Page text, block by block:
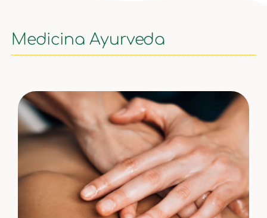
Medicina Ayurveda